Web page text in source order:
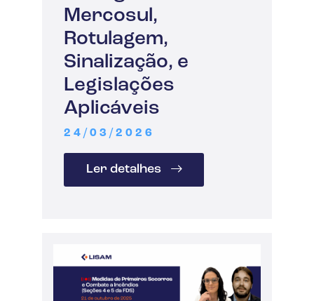
Mercosul,
Rotulagem,
Sinalização, e
Legislações
Aplicáveis
24/03/2026
Ler detalhes